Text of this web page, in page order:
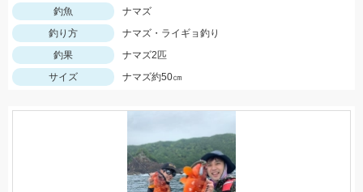
釣魚
ナマズ
釣り方
ナマズ・ライギョ釣り
釣果
ナマズ2匹
サイズ
ナマズ約50㎝